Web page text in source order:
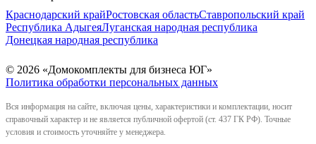
Краснодарский крайРостовская областьСтавропольский край
Республика АдыгеяЛуганская народная республика
Донецкая народная республика
© 2026 «Домокомплекты для бизнеса ЮГ»
Политика обработки персональных данных
Вся информация на сайте, включая цены, характеристики и комплектации, носит
справочный характер и не является публичной офертой (ст. 437 ГК РФ). Точные
условия и стоимость уточняйте у менеджера.